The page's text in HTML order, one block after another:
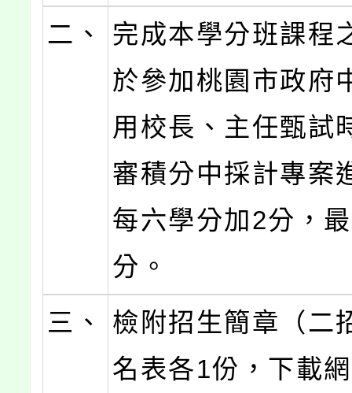
二、
完成本學分班課程
於參加桃園市政府
用校長、主任甄試
審積分中採計專案
每六學分加2分，
分。
三、
檢附招生簡章（二
名表各1份，下載